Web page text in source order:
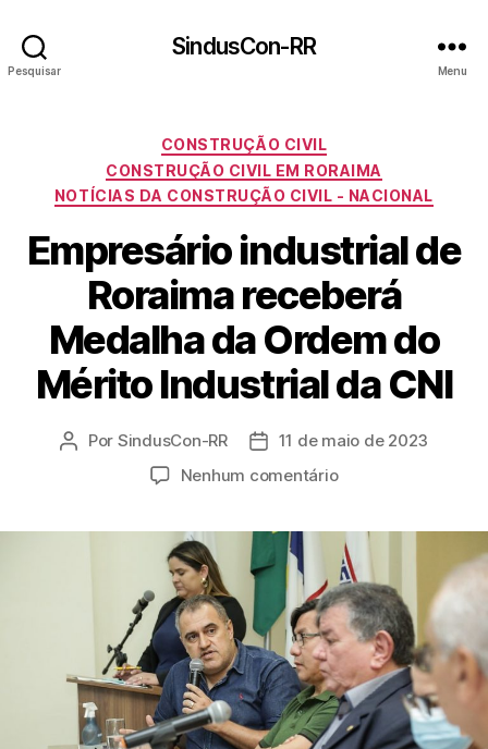
Pesquisar
SindusCon-RR
Menu
Categorias
CONSTRUÇÃO CIVIL
CONSTRUÇÃO CIVIL EM RORAIMA
NOTÍCIAS DA CONSTRUÇÃO CIVIL - NACIONAL
Empresário industrial de
Roraima receberá
Medalha da Ordem do
Mérito Industrial da CNI
Autor
Por SindusCon-RR
Data11 de maio de 2023
Nenhum comentárioem
de
Roraima
receberá
Medalha
da
Ordem
do
Mérito
Industrial